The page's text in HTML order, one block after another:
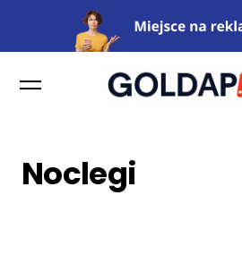
POPULAR CATEGORIES
Noclegi